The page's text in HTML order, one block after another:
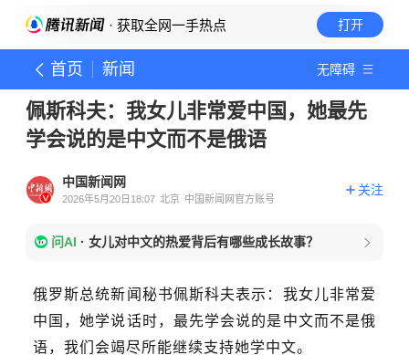
· 获取全网一手热点 打开
首页 新闻 无障碍
佩斯科夫：我女儿非常爱中国，她最先
学会说的是中文而不是俄语
中国新闻网
2026年5月20日18:07 北京 中国新闻网官方账号
关注
问AI · 女儿对中文的热爱背后有哪些成长故事？
俄罗斯总统新闻秘书佩斯科夫表示：我女儿非常爱
中国，她学说话时，最先学会说的是中文而不是俄
语，我们会竭尽所能继续支持她学中文。